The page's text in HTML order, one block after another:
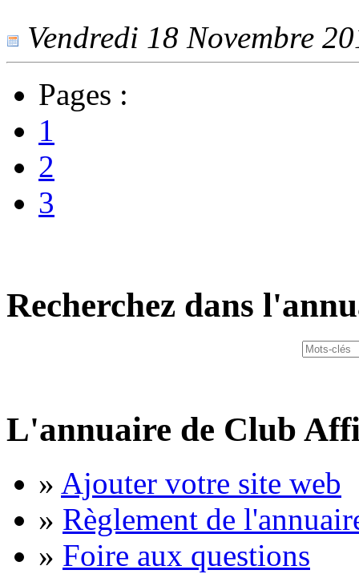
Vendredi 18 Novembre
Pages :
1
2
3
Recherchez dans
L'annuaire de Club
» Ajouter votre site web
» Règlement de
» Foire aux questions